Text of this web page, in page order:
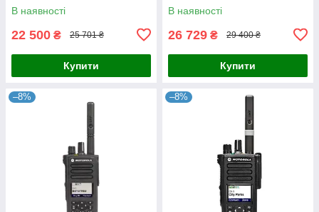
В наявності
22 500 ₴ 25 701 ₴
Купити
В наявності
26 729 ₴ 29 400 ₴
Купити
–8% –8%